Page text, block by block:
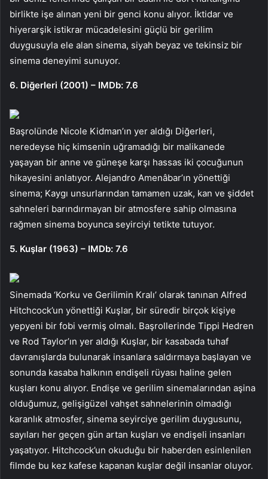
birlikte işe alınan yeni bir genci konu alıyor. İktidar ve
hiyerarşik istikrar mücadelesini güçlü bir gerilim
duygusuyla ele alan sinema, siyah beyaz ve tekinsiz bir
sinema deneyimi sunuyor.
6. Diğerleri (2001) – IMDb: 7.6
Başrolünde Nicole Kidman’ın yer aldığı Diğerleri,
neredeyse hiç kimsenin uğramadığı bir malikanede
yaşayan bir anne ve güneşe karşı hassas iki çocuğunun
hikayesini anlatıyor. Alejandro Amenâbar’ın yönettiği
sinema; Kaygı unsurlarından tamamen uzak, kan ve şiddet
sahneleri barındırmayan bir atmosfere sahip olmasına
rağmen sinema boyunca seyirciyi tetikte tutuyor.
5. Kuşlar (1963) – IMDb: 7.6
Sinemada ‘Korku ve Gerilimin Kralı’ olarak tanınan Alfred
Hitchcock’un yönettiği Kuşlar, bir süredir birçok kişiye
yepyeni bir fobi vermiş olmalı. Başrollerinde Tippi Hedren
ve Rod Taylor’ın yer aldığı Kuşlar, bir kasabada tuhaf
davranışlarda bulunarak insanlara saldırmaya başlayan ve
sonunda kasaba halkının endişeli rüyası haline gelen
kuşları konu alıyor. Endişe ve gerilim sinemalarından aşina
olduğumuz, gelişigüzel vahşet sahnelerinin olmadığı
karanlık atmosfer, sinema seyirciye gerilim duygusunu,
sayıları her geçen gün artan kuşları ve endişeli insanları
yaşatıyor. Hitchcock’un okuduğu bir haberden esinlenilen
filmde bu kez kafese kapanan kuşlar değil insanlar oluyor.